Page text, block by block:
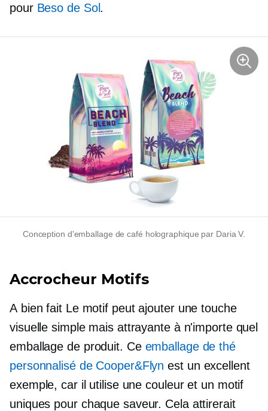
pour Beso de Sol.
Conception d'emballage de café holographique par Daria V.
Accrocheur Motifs
A bien faitLe motif peut ajouter une touche
visuelle simple mais attrayante à n'importe quel
emballage de produit. Ce emballage de thé
personnalisé de Cooper&Flyn est un excellent
exemple, car il utilise une couleur et un motif
uniques pour chaque saveur. Cela attirerait